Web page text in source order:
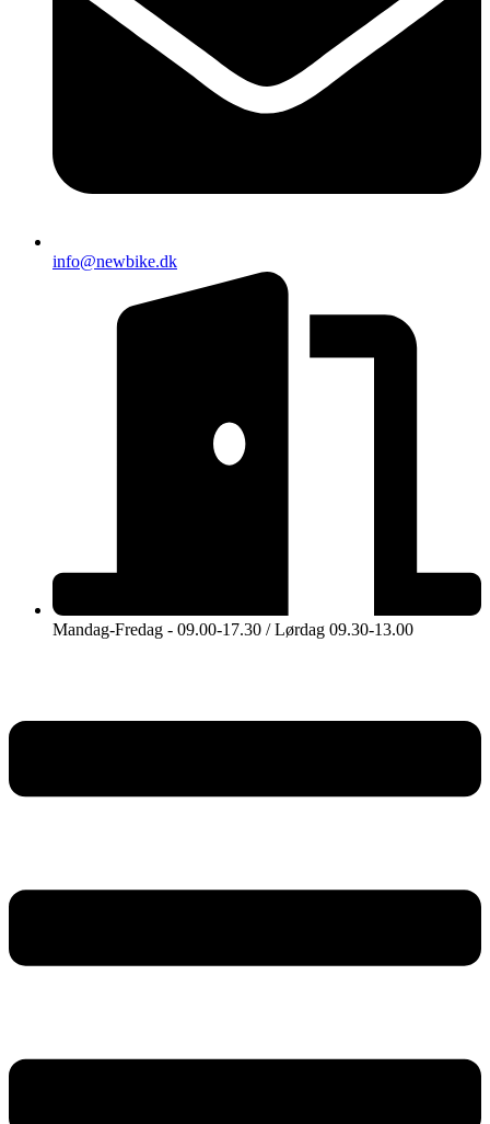
info@newbike.dk
Mandag-Fredag - 09.00-17.30 / Lørdag 09.30-13.00